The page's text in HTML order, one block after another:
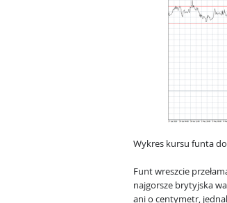
Wykres kursu funta
Funt wreszcie
najgorsze brytyjska
ani o centymetr,